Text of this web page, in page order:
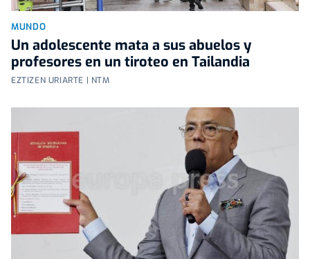
MUNDO
Un adolescente mata a sus abuelos y
profesores en un tiroteo en Tailandia
EZTIZEN URIARTE | NTM